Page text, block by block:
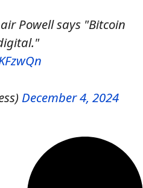
Powell says "Bitcoin
December 4, 2024